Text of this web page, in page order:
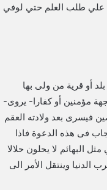
علي طلب العلم حتي لوفي
أو قرية من ولى بها
مؤمنين أو كفارا- يروى-
فيسرى بعد ولادته العقم
فى هذه الدعوة فاذا
البهائم لا يحلون حلالا
الدنيا وينتقل الأمر الى